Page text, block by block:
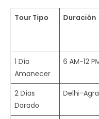
Tour Tipo Duración
1 Día
Amanecer
6 AM-12
2 Días
Dorado
Delhi-Agra